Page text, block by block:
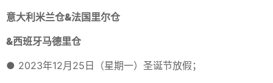
意大利米兰仓&法国里尔仓
&西班牙马德里仓
● 2023年12月25日（星期一）圣诞节放假；